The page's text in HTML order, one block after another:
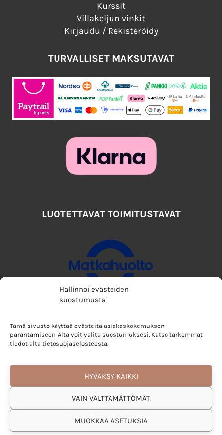
Hallinnoi evästeiden
suostumusta
Tämä sivusto käyttää evästeitä asiakaskokemuksen
parantamiseen. Alta voit valita suostumuksesi. Katso tarkemmat
tiedot alta tietosuojaselosteesta.
HYVÄKSY KAIKKI
VAIN VÄLTTÄMÄTTÖMÄT
MUOKKAA ASETUKSIA
Kurssit
Villakeijun vinkit
Kirjaudu / Rekisteröidy
TURVALLISET MAKSUTAVAT
LUOTETTAVAT TOIMITUSTAVAT
Copyright © 2024 Villakeiju | Verkkokaupan toteutus:
Mainostoimisto Sitrusmedia Oy